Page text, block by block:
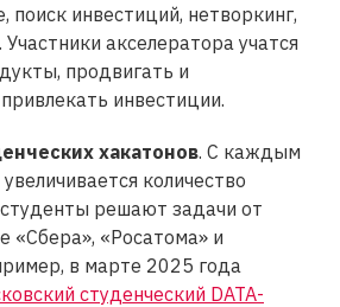
поиск инвестиций, нетворкинг,
акселератора учатся
продвигать и
инвестиции.
хакатонов. С каждым
количество
решают задачи от
«Сбера», «Росатома» и
в марте 2025 года
студенческий DATA-